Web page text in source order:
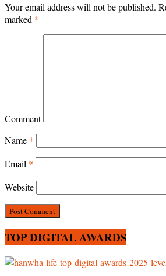
Your email address will not be published.
marked *
Comment
Name *
Email *
Website
TOP DIGITAL AWARDS